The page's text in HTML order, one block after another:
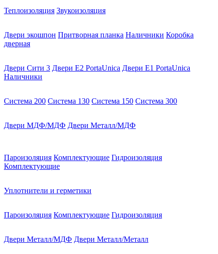
Теплоизоляция Звукоизоляция
Двери экошпон Притворная планка Наличники Коробка
дверная
Двери Сити 3 Двери E2 PortaUnica Двери E1 PortaUnica
Наличники
Система 200 Система 130 Система 150 Система 300
Двери МДФ/МДФ Двери Металл/МДФ
Пароизоляция Комплектующие Гидроизоляция
Комплектующие
Уплотнители и герметики
Пароизоляция Комплектующие Гидроизоляция
Двери Металл/МДФ Двери Металл/Металл